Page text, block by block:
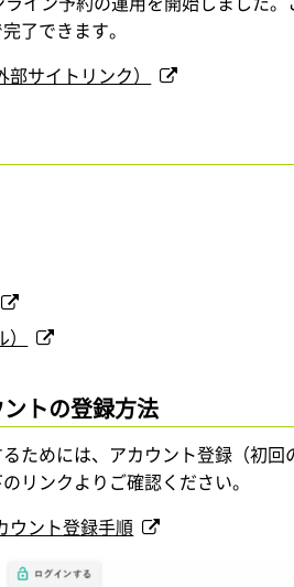
了できます。
サイトリンク）
トの登録方法
ためには、アカウント登録（初回
リンクよりご確認ください。
ント登録手順